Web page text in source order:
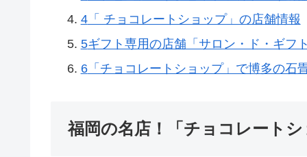
4「 チョコレートショップ」の店舗情報
5ギフト専用の店舗「サロン・ド・ギフ
6「チョコレートショップ」で博多の石
福岡の名店！「チョコレート